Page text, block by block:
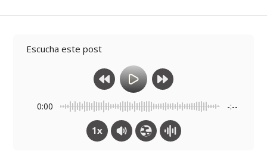
Escucha este post
0:00 -:--
1x